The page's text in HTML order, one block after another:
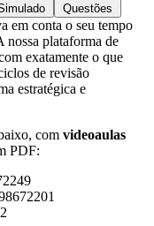
Questões
em conta o seu tempo
nossa plataforma de
exatamente o que
de revisão
estratégica e
com videoaulas
PDF: